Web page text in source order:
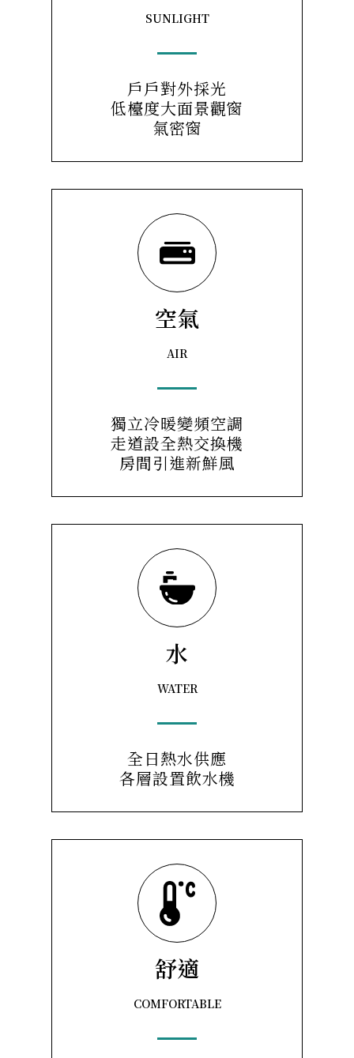
SUNLIGHT
戶戶對外採光
低檯度大面景觀窗
氣密窗
空氣
AIR
獨立冷暖變頻空調
走道設全熱交換機
房間引進新鮮風
水
WATER
全日熱水供應
各層設置飲水機
舒適
COMFORTABLE